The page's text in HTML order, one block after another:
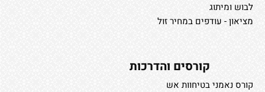
לבוש ומיתוג
מציאון - עודפים במחיר זול
קורסים והדרכות
קורס נאמני בטיחוות אש